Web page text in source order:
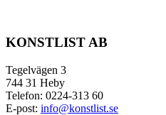
KONSTLIST AB
Tegelvägen 3
744 31 Heby
Telefon: 0224-313 60
E-post: info@konstlist.se